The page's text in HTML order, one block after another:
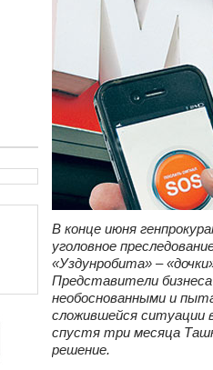
В конце июня
уголовное
«Уздунробита» –
Представители
необоснованными и
сложившейся ситуации
спустя три месяца
решение.